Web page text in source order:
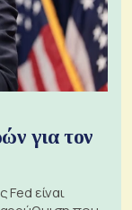
για τον
είναι